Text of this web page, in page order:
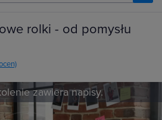
rolki - od pomysłu
zawiera napisy.